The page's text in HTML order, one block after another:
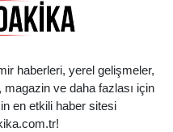
haberleri, yerel gelişmeler,
ve daha fazlası için
en etkili haber sitesi